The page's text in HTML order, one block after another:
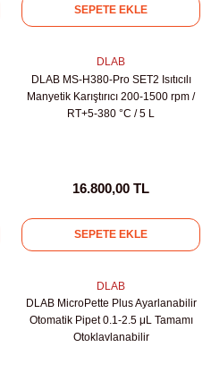
SEPETE EKLE
DLAB
DLAB MS-H380-Pro SET2 Isıtıcılı
Manyetik Karıştırıcı 200-1500 rpm /
RT+5-380 °C / 5 L
16.800,00 TL
SEPETE EKLE
DLAB
DLAB MicroPette Plus Ayarlanabilir
Otomatik Pipet 0.1-2.5 μL Tamamı
Otoklavlanabilir